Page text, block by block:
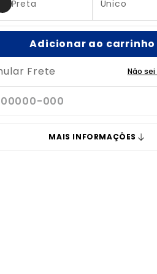
Preta Único
Adicionar ao carrinho
Frete
Não sei
MAIS INFORMAÇÔES